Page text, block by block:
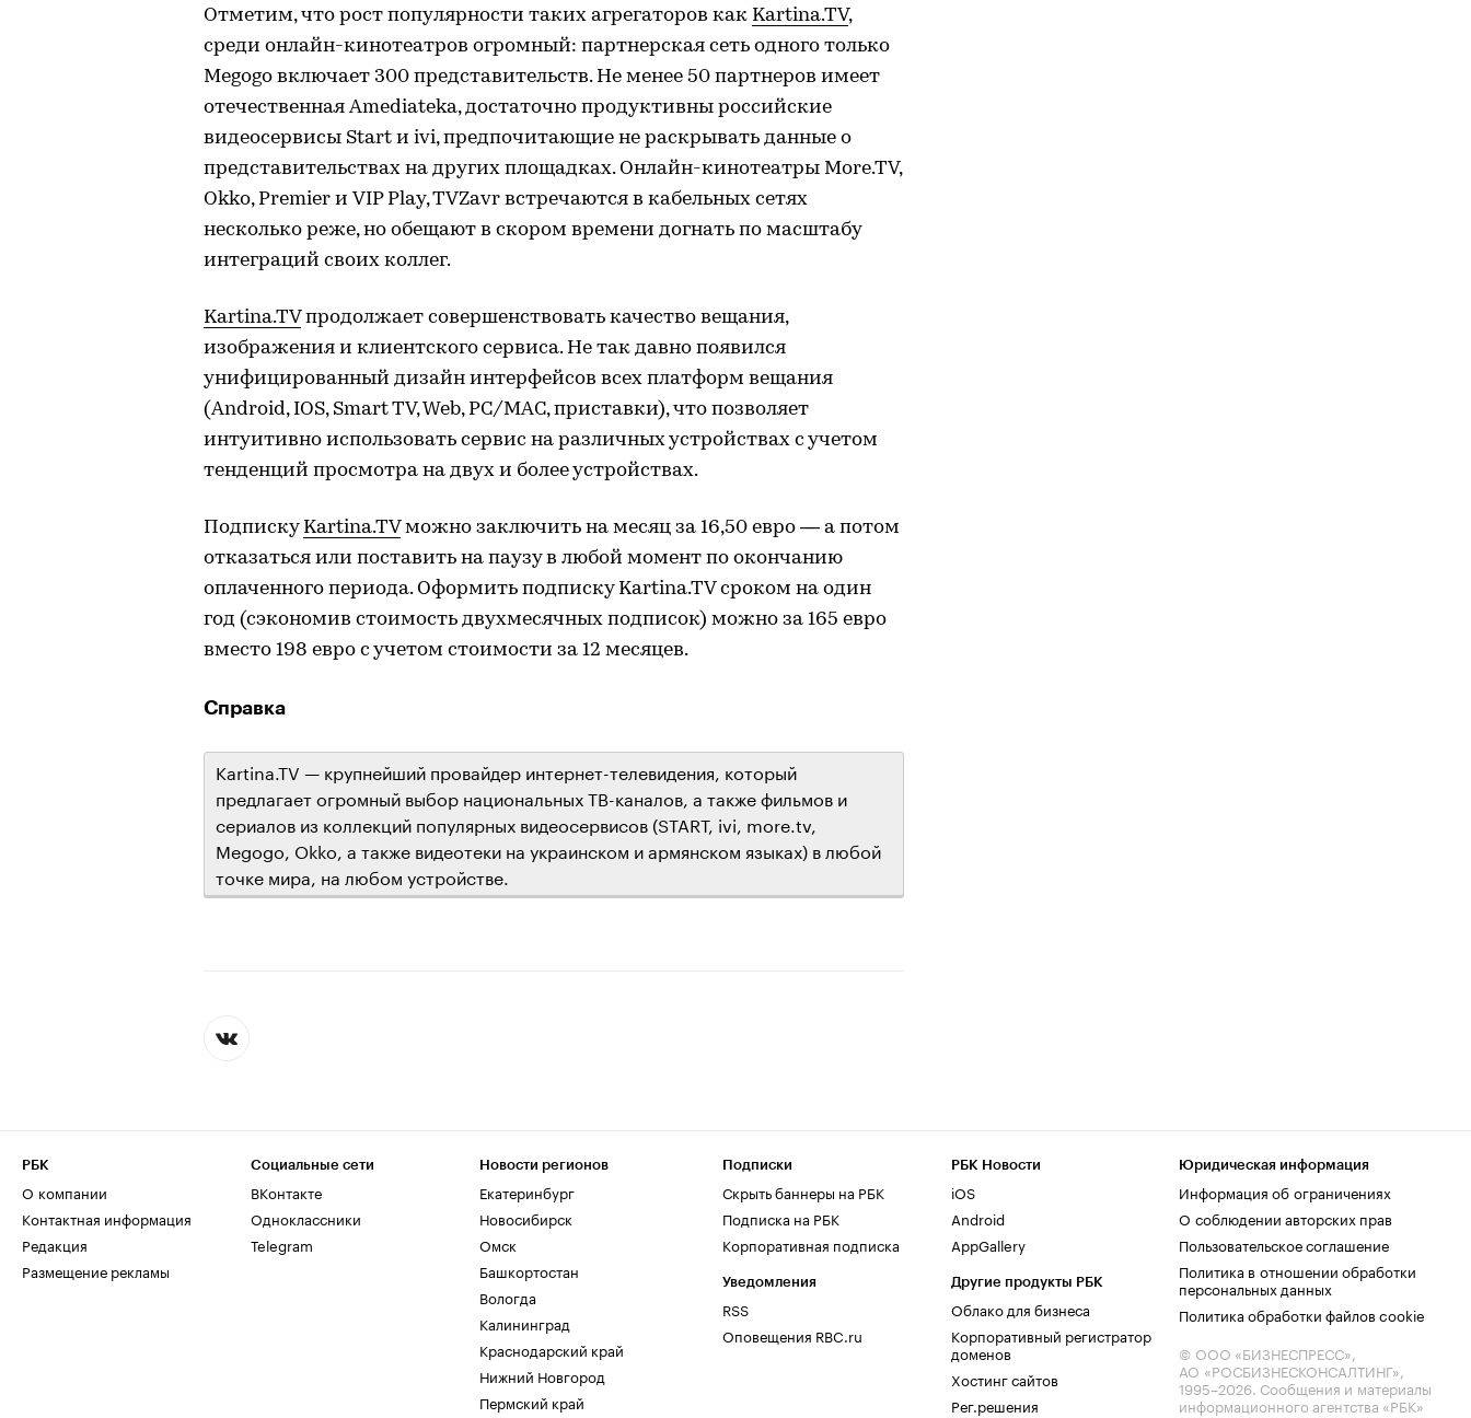
Отметим, что рост популярности таких агрегаторов как Kartina.TV,
среди онлайн-кинотеатров огромный: партнерская сеть одного только
Megogo включает 300 представительств. Не менее 50 партнеров имеет
отечественная Amediateka, достаточно продуктивны российские
видеосервисы Start и ivi, предпочитающие не раскрывать данные о
представительствах на других площадках. Онлайн-кинотеатры More.TV,
Okko, Premier и VIP Play, TVZavr встречаются в кабельных сетях
несколько реже, но обещают в скором времени догнать по масштабу
интеграций своих коллег.
Kаrtina.TVпродолжает совершенствовать качество вещания,
изображения и клиентского сервиса. Не так давно появился
унифицированный дизайн интерфейсов всех платформ вещания
(Android, IOS, Smart TV, Web, PC/MAC, приставки), что позволяет
интуитивно использовать сервис на различных устройствах с учетом
тенденций просмотра на двух и более устройствах.
Подписку Kartina.TVможно заключить на месяц за 16,50 евро — а потом
отказаться или поставить на паузу в любой момент по окончанию
оплаченного периода. Оформить подписку Kartina.TV сроком на один
год (сэкономив стоимость двухмесячных подписок) можно за 165 евро
вместо 198 евро с учетом стоимости за 12 месяцев.
Справка
Kartina.TV — крупнейший провайдер интернет-телевидения, который
предлагает огромный выбор национальных ТВ-каналов, а также фильмов и
сериалов из коллекций популярных видеосервисов (START, ivi, more.tv,
Megogo, Okko, а также видеотеки на украинском и армянском языках) в любой
точке мира, на любом устройстве.
РБК
О компании
Контактная информация
Редакция
Размещение рекламы
Социальные сети
ВКонтакте
Одноклассники
Telegram
Новости регионов
Екатеринбург
Новосибирск
Омск
Башкортостан
Вологда
Калининград
Краснодарский край
Нижний Новгород
Пермский край
Подписки
Скрыть баннеры на РБК
Подписка на РБК
Корпоративная подписка
Уведомления
RSS
Оповещения RBC.ru
РБК Новости
iOS
Android
AppGallery
Другие продукты РБК
Облако для бизнеса
Корпоративный регистратор
доменов
Хостинг сайтов
Рег.решения
Юридическая информация
Информация об ограничениях
О соблюдении авторских прав
Пользовательское соглашение
Политика в отношении обработки
персональных данных
Политика обработки файлов cookie
© ООО «БИЗНЕСПРЕСС»,
АО «РОСБИЗНЕСКОНСАЛТИНГ»,
1995–2026. Сообщения и материалы
информационного агентства «РБК»